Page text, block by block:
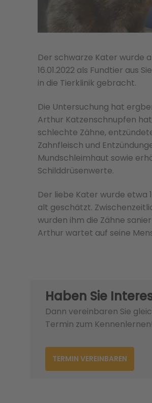
Der schwarze Kater wurde
16.01.2022 als Fundtier aus
in die Tierklinik gebracht.
Die Untersuchung hat
Arthur Katzenschnupfen
schlechte Zähne,
Zahnfleisch und
Mundschleimhaut sowie
Schilddrüsenwerte.
Der liebe Kater wurde etwa
alt geschätzt.
wurden ihm die Zähne
Arthur wartet auf seine
Haben Sie
Dann vereinbaren Sie
Termin zum Kennenlernen!
TERMIN VEREINBAREN